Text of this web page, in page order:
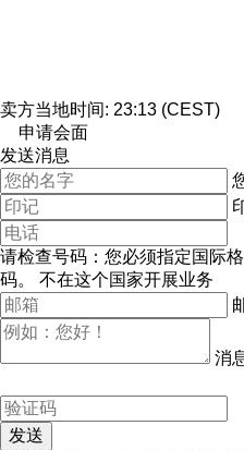
卖方当地时间: 23:13 (CEST)
申请会面
发送消息
请检查号码：您必须指定国际
码。
不在这个国家开展业务
消